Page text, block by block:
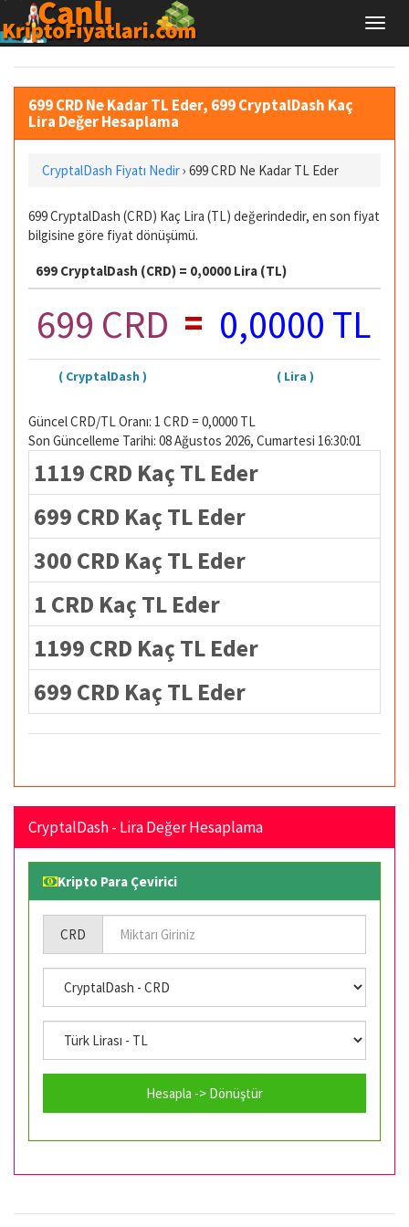
699 CRD Ne Kadar TL Eder, 699 CryptalDash Kaç
Lira Değer Hesaplama
CryptalDash Fiyatı Nedir› 699 CRD Ne Kadar TL Eder
699 CryptalDash (CRD) Kaç Lira (TL) değerindedir, en son fiyat
bilgisine göre fiyat dönüşümü.
699 CryptalDash (CRD) = 0,0000 Lira (TL)
699 CRD = 0,0000 TL
( CryptalDash ) ( Lira )
Güncel CRD/TL Oranı: 1 CRD = 0,0000 TL
Son Güncelleme Tarihi: 08 Ağustos 2026, Cumartesi 16:30:01
1119 CRD Kaç TL Eder
699 CRD Kaç TL Eder
300 CRD Kaç TL Eder
1 CRD Kaç TL Eder
1199 CRD Kaç TL Eder
699 CRD Kaç TL Eder
CryptalDash - Lira Değer Hesaplama
Kripto Para Çevirici
CRD
Hesapla -> Dönüştür